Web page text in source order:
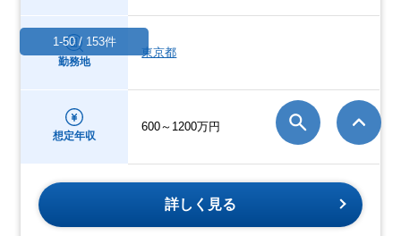
勤務地
東京都
想定年収
600～1200万円
詳しく見る
1-50 / 153件